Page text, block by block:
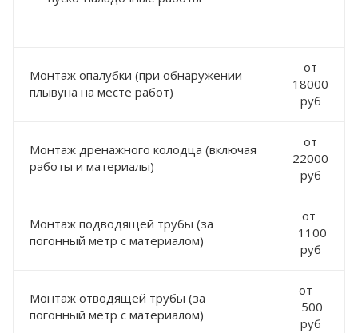
Монтаж опалубки (при обнаружении
плывуна на месте работ)
от
18000
руб
Монтаж дренажного колодца (включая
работы и материалы)
от
22000
руб
Монтаж подводящей трубы (за
погонный метр с материалом)
от
1100
руб
Монтаж отводящей трубы (за
погонный метр с материалом)
от
500
руб